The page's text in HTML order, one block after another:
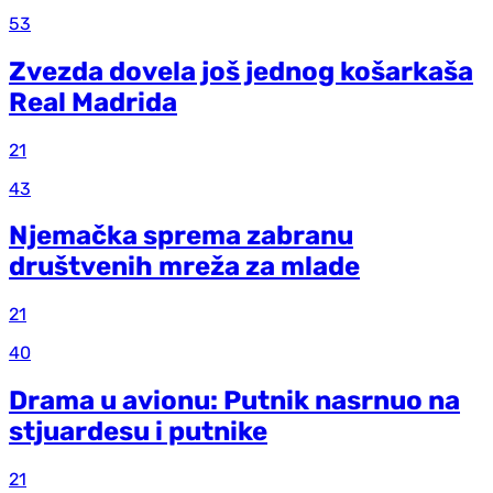
53
Zvezda dovela još jednog košarkaša
Real Madrida
21
43
Njemačka sprema zabranu
društvenih mreža za mlade
21
40
Drama u avionu: Putnik nasrnuo na
stjuardesu i putnike
21